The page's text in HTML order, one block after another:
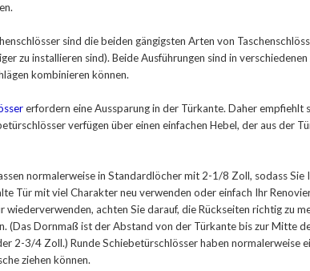
sind die beiden gängigsten Arten von
zu installieren sind). Beide Ausführungen sind in
kombinieren können.
erfordern eine Aussparung in der Türkante. Daher
verfügen über einen einfachen Hebel, der aus der
normalerweise in Standardlöcher mit 2-1/8 Zoll, sodass
Tür mit viel Charakter neu verwenden oder einfach Ihr
wiederverwenden, achten Sie darauf, die Rückseiten richtig zu
(Das Dornmaß ist der Abstand von der Türkante bis zur Mitte
2-3/4 Zoll.) Runde Schiebetürschlösser haben normalerweise
ziehen können.